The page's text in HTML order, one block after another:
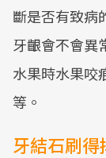
斷是否有致病
牙齦會不會異
水果時水果咬
等。
牙結石刷得